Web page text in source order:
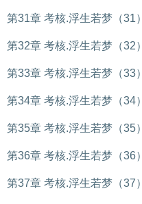
第31章 考核.浮生若梦（31）
第32章 考核.浮生若梦（32）
第33章 考核.浮生若梦（33）
第34章 考核.浮生若梦（34）
第35章 考核.浮生若梦（35）
第36章 考核.浮生若梦（36）
第37章 考核.浮生若梦（37）